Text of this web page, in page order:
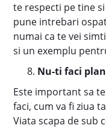
te respecti pe tine
pune intrebari
numai ca te vei
si un exemplu
Nu-ti faci
Este important sa
faci, cum va fi ziua
Viata scapa de sub